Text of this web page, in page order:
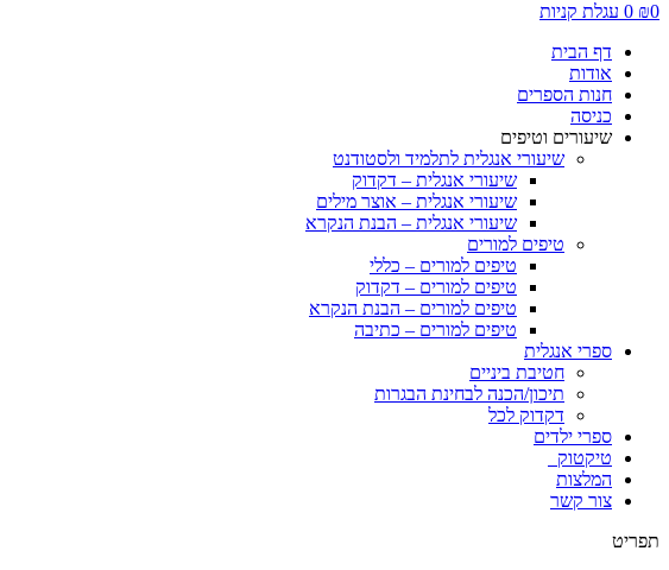
₪0
0 עגלת קניות
דף הבית
אודות
חנות הספרים
כניסה
שיעורים וטיפים
שיעורי אנגלית לתלמיד ולסטודנט
שיעורי אנגלית – דקדוק
שיעורי אנגלית – אוצר מילים
שיעורי אנגלית – הבנת הנקרא
טיפים למורים
טיפים למורים – כללי
טיפים למורים – דקדוק
טיפים למורים – הבנת הנקרא
טיפים למורים – כתיבה
ספרי אנגלית
חטיבת ביניים
תיכון/הכנה לבחינת הבגרות
דקדוק לכל
ספרי ילדים
טיקטוק
המלצות
צור קשר
תפריט